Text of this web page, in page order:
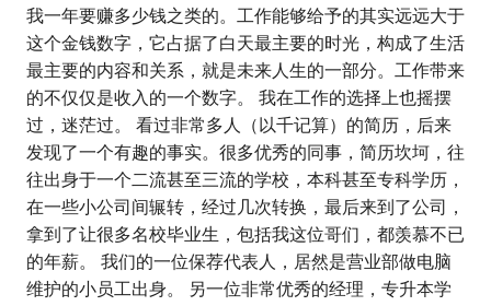
我一年要赚多少钱之类的。工作能够给予的其实远远大于
这个金钱数字，它占据了白天最主要的时光，构成了生活
最主要的内容和关系，就是未来人生的一部分。工作带来
的不仅仅是收入的一个数字。 我在工作的选择上也摇摆
过，迷茫过。 看过非常多人（以千记算）的简历，后来
发现了一个有趣的事实。很多优秀的同事，简历坎坷，往
往出身于一个二流甚至三流的学校，本科甚至专科学历，
在一些小公司间辗转，经过几次转换，最后来到了公司，
拿到了让很多名校毕业生，包括我这位哥们，都羡慕不已
的年薪。 我们的一位保荐代表人，居然是营业部做电脑
维护的小员工出身。 另一位非常优秀的经理，专升本学